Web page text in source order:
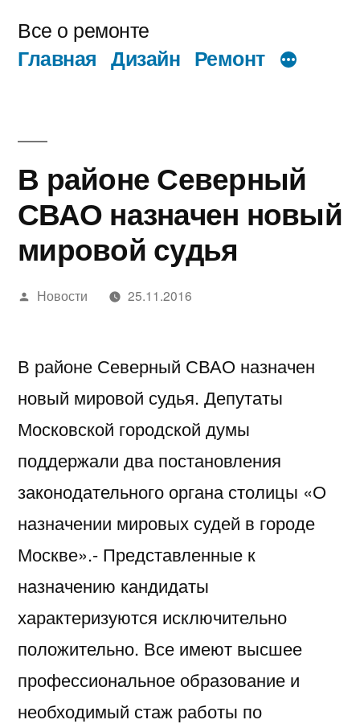
содержимому
Все о ремонте
Главная Дизайн Ремонт
В районе Северный
СВАО назначен новый
мировой судья
Написано
Новости 25.11.2016
В районе Северный СВАО назначен
новый мировой судья. Депутаты
Московской городской думы
поддержали два постановления
законодательного органа столицы «О
назначении мировых судей в городе
Москве».- Представленные к
назначению кандидаты
характеризуются исключительно
положительно. Все имеют высшее
профессиональное образование и
необходимый стаж работы по